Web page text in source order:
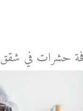
حشرات في شقق